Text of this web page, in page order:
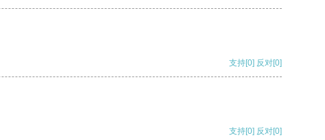
支持[0] 反对[0]
支持[0] 反对[0]